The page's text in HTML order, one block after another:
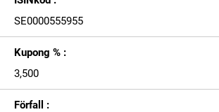
SE0000555955
Kupong % :
3,500
Förfall :